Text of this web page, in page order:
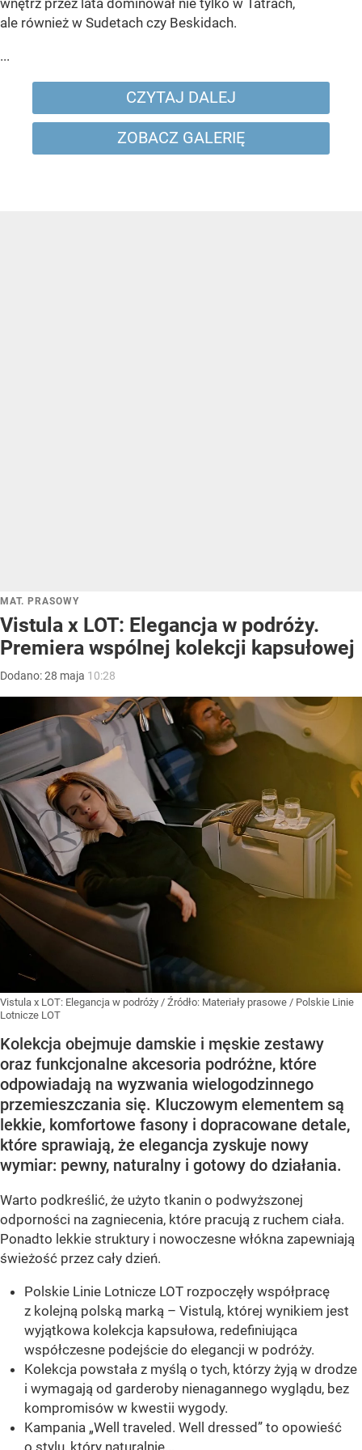
ale również w Sudetach czy Beskidach.
...
CZYTAJ DALEJ
ZOBACZ GALERIĘ
MAT. PRASOWY
Vistula x LOT: Elegancja w podróży.
Premiera wspólnej kolekcji kapsułowej
Dodano:28 maja 10:28
Vistula x LOT: Elegancja w podróży / Źródło: Materiały prasowe / Polskie Linie
Lotnicze LOT
Kolekcja obejmuje damskie i męskie zestawy
oraz funkcjonalne akcesoria podróżne, które
odpowiadają na wyzwania wielogodzinnego
przemieszczania się. Kluczowym elementem są
lekkie, komfortowe fasony i dopracowane detale,
które sprawiają, że elegancja zyskuje nowy
wymiar: pewny, naturalny i gotowy do działania.
Warto podkreślić, że użyto tkanin o podwyższonej
odporności na zagniecenia, które pracują z ruchem ciała.
Ponadto lekkie struktury i nowoczesne włókna zapewniają
świeżość przez cały dzień.
Polskie Linie Lotnicze LOT rozpoczęły współpracę
z kolejną polską marką – Vistulą, której wynikiem jest
wyjątkowa kolekcja kapsułowa, redefiniująca
współczesne podejście do elegancji w podróży.
Kolekcja powstała z myślą o tych, którzy żyją w drodze
i wymagają od garderoby nienagannego wyglądu, bez
kompromisów w kwestii wygody.
Kampania „Well traveled. Well dressed” to opowieść
o stylu, który naturalnie...